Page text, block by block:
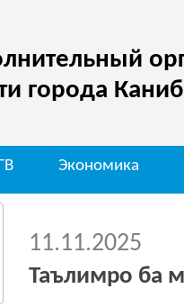
города
Экономика
11.11.2025
Таълимро ба